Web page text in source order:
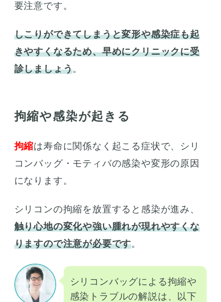
要注意です。
しこりができてしまうと変形や感染症も起
きやすくなるため、早めにクリニックに受
診しましょう。
拘縮や感染が起きる
拘縮は寿命に関係なく起こる症状で、シリ
コンバッグ・モティバの感染や変形の原因
になります。
シリコンの拘縮を放置すると感染が進み、
触り心地の変化や強い腫れが現れやすくな
りますので注意が必要です。
シリコンバッグによる拘縮や
感染トラブルの解説は、以下